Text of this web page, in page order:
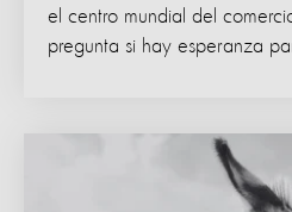
el centro mundial del
pregunta si hay esperanza